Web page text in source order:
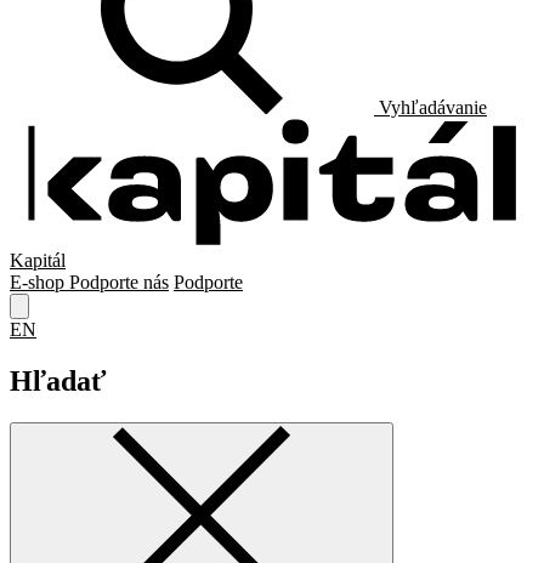
Vyhľadávanie
Kapitál
E-shop Podporte nás Podporte
EN
Hľadať